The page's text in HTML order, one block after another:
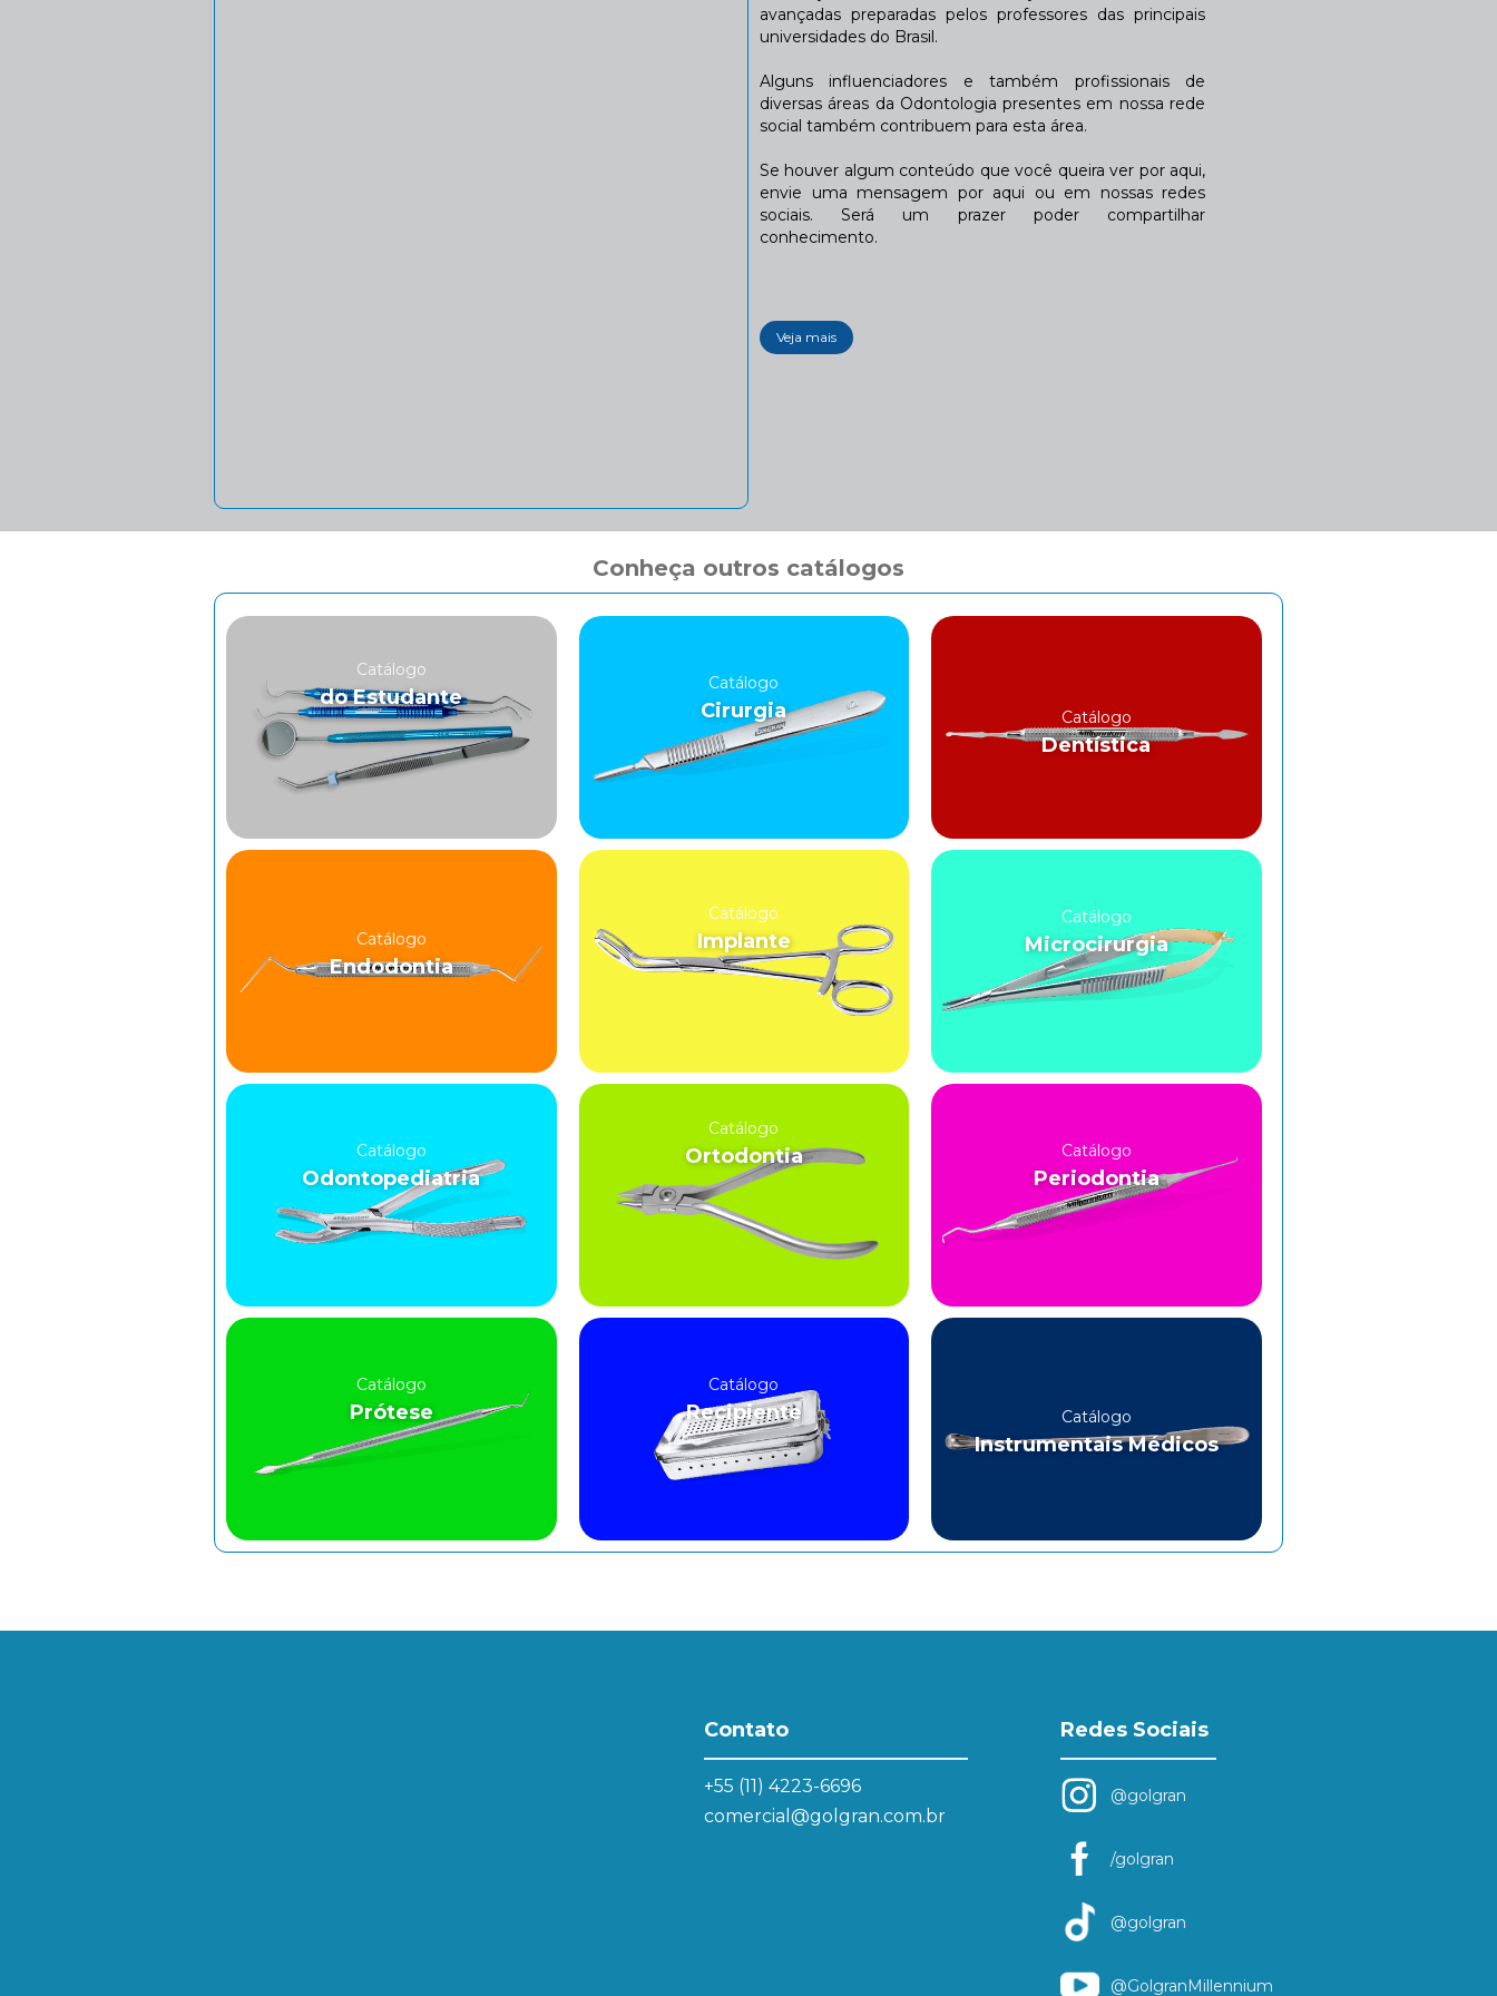
avançadas preparadas pelos professores das principais
universidades do Brasil.
Alguns influenciadores e também profissionais de
diversas áreas da Odontologia presentes em nossa rede
social também contribuem para esta área.
Se houver algum conteúdo que você queira ver por aqui,
envie uma mensagem por aqui ou em nossas redes
sociais. Será um prazer poder compartilhar
conhecimento.
Veja mais
Conheça outros catálogos
Catálogo
do Estudante
Catálogo
Cirurgia Catálogo
Dentística
Catálogo
Endodontia
Catálogo
Implante
Catálogo
Microcirurgia
Catálogo
Odontopediatria
Catálogo
Ortodontia Catálogo
Periodontia
Catálogo
Prótese
Catálogo
Recipiente Catálogo
Instrumentais Médicos
Contato
+55 (11) 4223-6696
comercial@golgran.com.br
Redes Sociais
@golgran
/golgran
@golgran
@GolgranMillennium